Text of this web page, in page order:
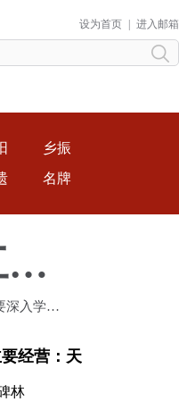
设为首页 进入邮箱
乡振
名牌
农业农村部召开帮扶产业发展暨项目资产管理工作推进会
深入学习
经营：天
林